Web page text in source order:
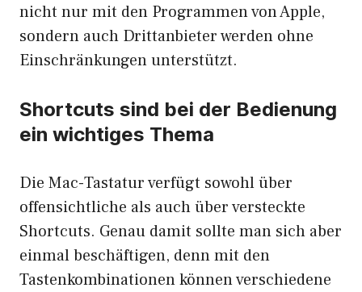
nicht nur mit den Programmen von Apple,
sondern auch Drittanbieter werden ohne
Einschränkungen unterstützt.
Shortcuts sind bei der Bedienung
ein wichtiges Thema
Die Mac-Tastatur verfügt sowohl über
offensichtliche als auch über versteckte
Shortcuts. Genau damit sollte man sich aber
einmal beschäftigen, denn mit den
Tastenkombinationen können verschiedene